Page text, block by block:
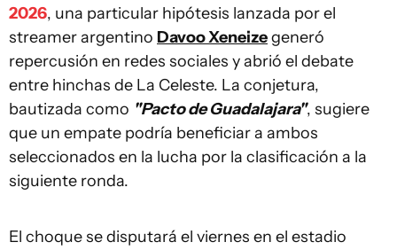
2026, una particular hipótesis lanzada por el
streamer argentino Davoo Xeneizegeneró
repercusión en redes sociales y abrió el debate
entre hinchas de La Celeste. La conjetura,
bautizada como "Pacto de Guadalajara", sugiere
que un empate podría beneficiar a ambos
seleccionados en la lucha por la clasificación a la
siguiente ronda.
El choque se disputará el viernes en el estadio